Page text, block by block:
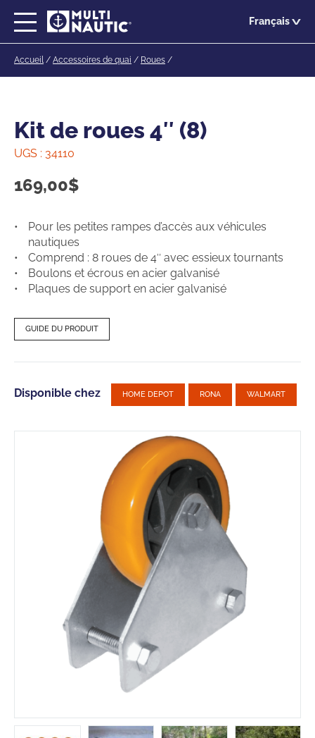
Français
Accueil/ Accessoires de quai / Roues /
Kit de roues 4″ (8)
UGS : 34110
169,00$
Pour les petites rampes d’accès aux véhicules
nautiques
Comprend : 8 roues de 4″ avec essieux tournants
Boulons et écrous en acier galvanisé
Plaques de support en acier galvanisé
GUIDE DU PRODUIT
Disponible chez HOME DEPOT RONA WALMART